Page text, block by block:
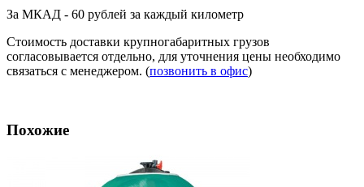
За МКАД - 60 рублей за каждый километр
Стоимость доставки крупногабаритных грузов
согласовывается отдельно, для уточнения цены необходимо
связаться с менеджером. (позвонить в офис)
Похожие